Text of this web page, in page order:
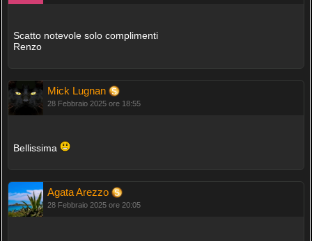
Scatto notevole solo complimenti
Renzo
Mick Lugnan
28 Febbraio 2025 ore 18:55
Bellissima
Agata Arezzo
28 Febbraio 2025 ore 20:05